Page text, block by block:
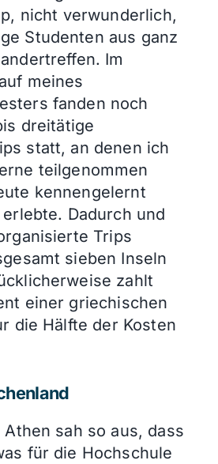
nicht verwunderlich,
Studenten aus ganz
Im
meines
fanden noch
dreitätige
statt, an denen ich
teilgenommen
kennengelernt
Dadurch und
Trips
sieben Inseln
zahlt
einer griechischen
die Hälfte der Kosten
sah so aus, dass
für die Hochschule